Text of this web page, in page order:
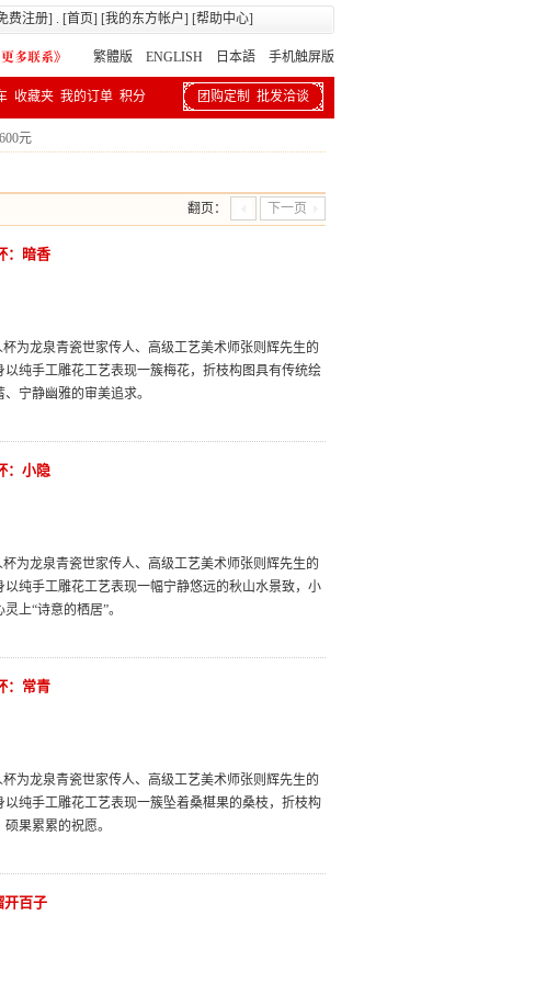
费注册] . [首页] [我的东方帐户] [帮助中心]
繁體版 ENGLISH 日本語 手机触屏版
收藏夹 我的订单 积分 团购定制 批发洽谈
元
翻页： 下一页
：暗香
为龙泉青瓷世家传人、高级工艺美术师张则辉先生的
纯手工雕花工艺表现一簇梅花，折枝构图具有传统绘
宁静幽雅的审美追求。
：小隐
为龙泉青瓷世家传人、高级工艺美术师张则辉先生的
纯手工雕花工艺表现一幅宁静悠远的秋山水景致，小
上“诗意的栖居”。
：常青
为龙泉青瓷世家传人、高级工艺美术师张则辉先生的
纯手工雕花工艺表现一簇坠着桑椹果的桑枝，折枝构
果累累的祝愿。
开百子